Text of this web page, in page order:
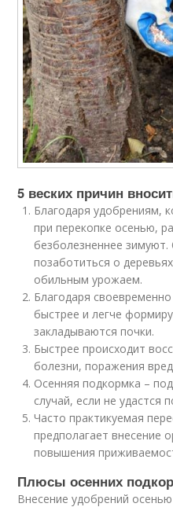
5 веских причин
Благодаря удобрениям,
при перекопке осенью,
безболезненнее
позаботиться о
обильным урожаем.
Благодаря
быстрее и легче
закладываются почки.
Быстрее происходит
болезни, поражения
Осенняя подкормка –
случай, если не удастся
Часто практикуемая
предполагает внесение
повышения
Плюсы осенних
Внесение удобрений